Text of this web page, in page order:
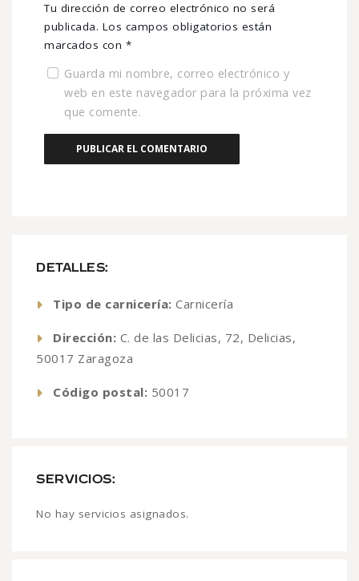
DETALLES:
Tipo de carnicería: Carnicería
Dirección: C. de las Delicias, 72, Delicias,
50017 Zaragoza
Código postal: 50017
SERVICIOS:
No hay servicios asignados.
Tu dirección de correo electrónico no será
publicada. Los campos obligatorios están
marcados con *
Guarda mi nombre, correo electrónico y
web en este navegador para la próxima vez
que comente.